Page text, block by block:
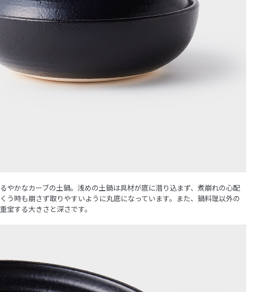
やかなカーブの土鍋。浅めの土鍋は具材が底に潜り込まず、煮崩れの心配
う時も崩さず取りやすいように丸底になっています。また、鍋料理以外の
宝する大きさと深さです。